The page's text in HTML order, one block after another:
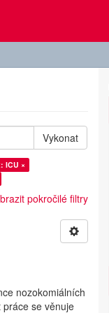
Vykonat
ICU ×
pokročilé filtry
nozokomiálních
se věnuje